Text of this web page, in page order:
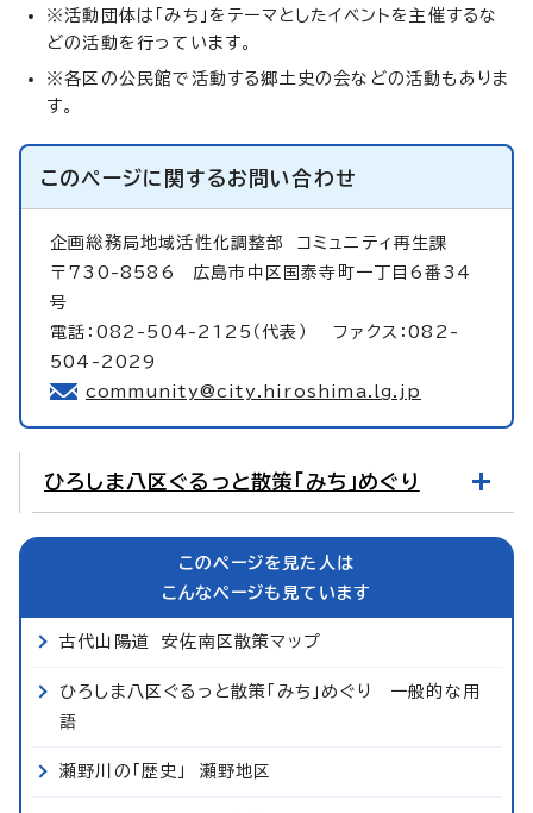
※活動団体は「みち」をテーマとしたイベントを主催するな
どの活動を行っています。
※各区の公民館で活動する郷土史の会などの活動もありま
す。
このページに関するお問い合わせ
企画総務局地域活性化調整部 コミュニティ再生課
〒730-8586 広島市中区国泰寺町一丁目6番34
号
電話：082-504-2125（代表） ファクス：082-
504-2029
community@city.hiroshima.lg.jp
ひろしま八区ぐるっと散策「みち」めぐり
このページを見た人は
こんなページも見ています
古代山陽道 安佐南区散策マップ
ひろしま八区ぐるっと散策「みち」めぐり 一般的な用
語
瀬野川の「歴史」 瀬野地区